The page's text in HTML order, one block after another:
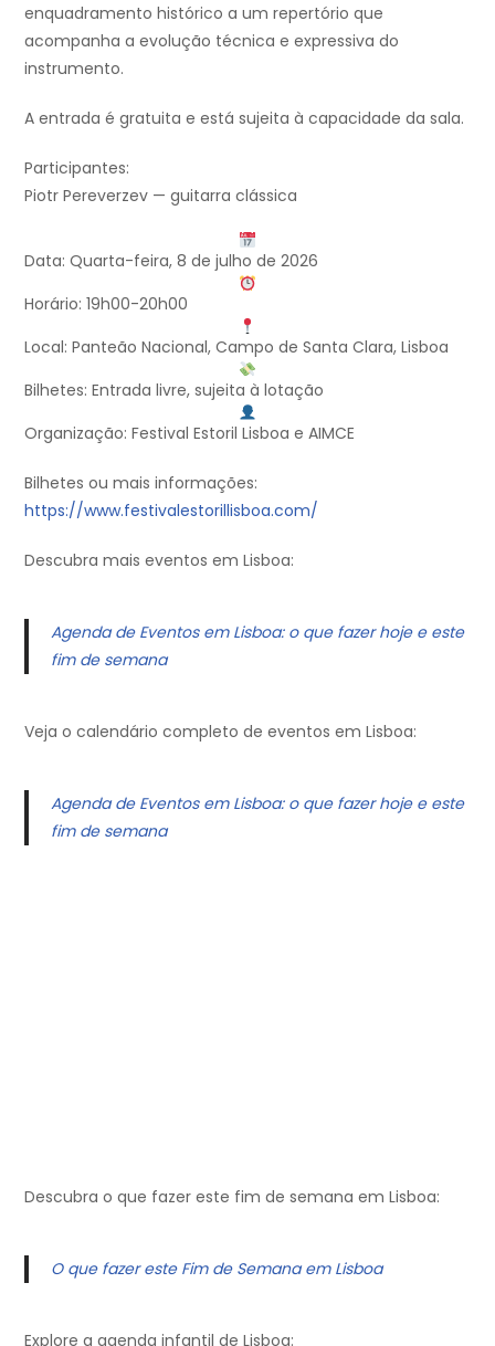
enquadramento histórico a um repertório que
acompanha a evolução técnica e expressiva do
instrumento.
A entrada é gratuita e está sujeita à capacidade da sala.
Participantes:
Piotr Pereverzev — guitarra clássica
Data: Quarta-feira, 8 de julho de 2026
Horário: 19h00-20h00
Local: Panteão Nacional, Campo de Santa Clara, Lisboa
Bilhetes: Entrada livre, sujeita à lotação
Organização: Festival Estoril Lisboa e AIMCE
Bilhetes ou mais informações:
https://www.festivalestorillisboa.com/
Descubra mais eventos em Lisboa:
Agenda de Eventos em Lisboa: o que fazer hoje e este
fim de semana
Veja o calendário completo de eventos em Lisboa:
Agenda de Eventos em Lisboa: o que fazer hoje e este
fim de semana
Descubra o que fazer este fim de semana em Lisboa:
O que fazer este Fim de Semana em Lisboa
Explore a agenda infantil de Lisboa: